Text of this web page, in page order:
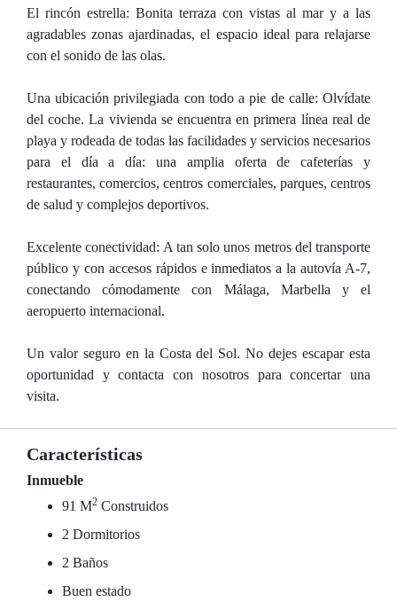
El rincón estrella: Bonita terraza con vistas al mar y a las
agradables zonas ajardinadas, el espacio ideal para relajarse
con el sonido de las olas.
Una ubicación privilegiada con todo a pie de calle: Olvídate
del coche. La vivienda se encuentra en primera línea real de
playa y rodeada de todas las facilidades y servicios necesarios
para el día a día: una amplia oferta de cafeterías y
restaurantes, comercios, centros comerciales, parques, centros
de salud y complejos deportivos.
Excelente conectividad: A tan solo unos metros del transporte
público y con accesos rápidos e inmediatos a la autovía A-7,
conectando cómodamente con Málaga, Marbella y el
aeropuerto internacional.
Un valor seguro en la Costa del Sol. No dejes escapar esta
oportunidad y contacta con nosotros para concertar una
visita.
Características
Inmueble
91 M2 Construidos
2 Dormitorios
2 Baños
Buen estado